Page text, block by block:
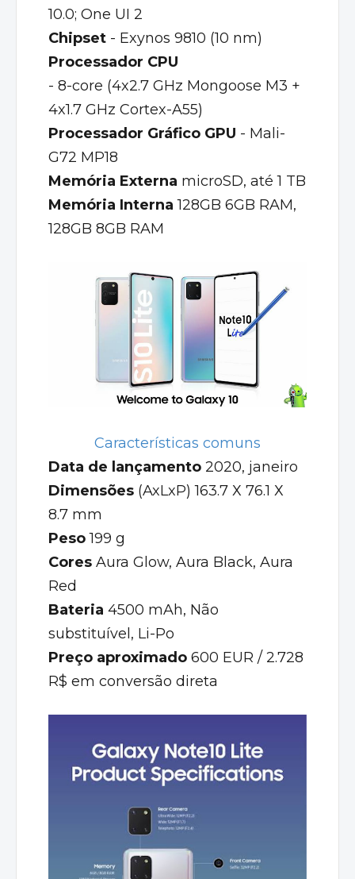
10.0; One UI 2
Chipset - Exynos 9810 (10 nm)
Processador CPU
- 8-core (4x2.7 GHz Mongoose M3 +
4x1.7 GHz Cortex-A55)
Processador Gráfico GPU - Mali-
G72 MP18
Memória Externa microSD, até 1 TB
Memória Interna128GB 6GB RAM,
128GB 8GB RAM
Características comuns
Data de lançamento 2020, janeiro
Dimensões (AxLxP) 163.7 Х 76.1 Х
8.7 mm
Peso199 g
Cores Aura Glow, Aura Black, Aura
Red
Bateria 4500 mAh, Não
substituível, Li-Po
Preço aproximado 600 EUR / 2.728
R$ em conversão direta